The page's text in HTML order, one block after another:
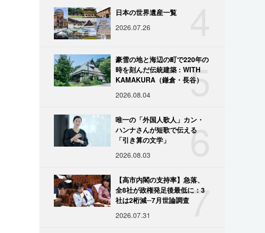
日本の世界遺産一覧
2026.07.26
5
豪雪の地と海辺の町で220年の
時を刻んだ伝統建築 : WITH
KAMAKURA（鎌倉・長谷）
2026.08.04
6
唯一の「外国人歌人」カン・
ハンナさんが短歌で伝える
「引き算の文学」
2026.08.03
7
【高市内閣の支持率】急落、
全8社が政権発足後最低に：3
社は2桁減─7月世論調査
2026.07.31